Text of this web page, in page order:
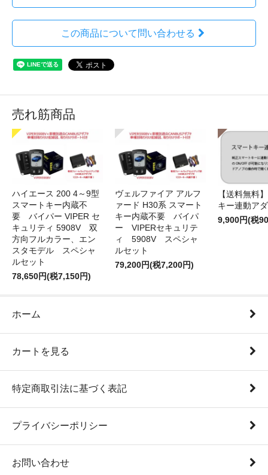
この商品について問い合わせる
売れ筋商品
ハイエース 200 4～9型
スマートキー内蔵不
要 バイパー VIPER セ
キュリティ 5908V 双
方向フルカラー、エン
スタモデル スペシャ
ルセット
78,650円(税7,150円)
ヴェルファイア アルフ
ァード H30系 スマート
キー内蔵不要 バイパ
ー VIPERセキュリテ
ィ 5908V スペシャ
ルセット
79,200円(税7,200円)
【送料無料
キー連動ア
9,900円(税
ホーム
カートを見る
特定商取引法に基づく表記
プライバシーポリシー
お問い合わせ